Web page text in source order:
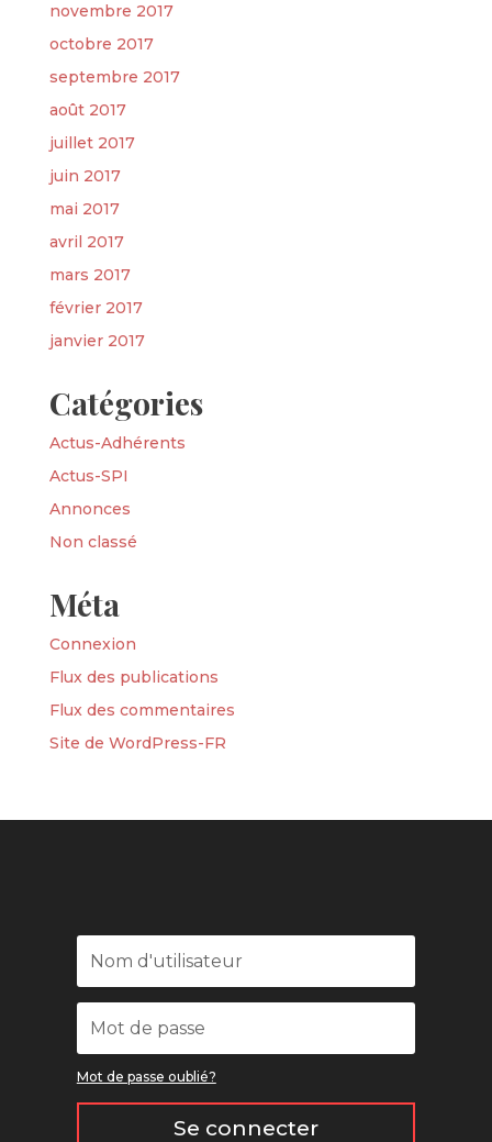
novembre 2017
octobre 2017
septembre 2017
août 2017
juillet 2017
juin 2017
mai 2017
avril 2017
mars 2017
février 2017
janvier 2017
Catégories
Actus-Adhérents
Actus-SPI
Annonces
Non classé
Méta
Connexion
Flux des publications
Flux des commentaires
Site de WordPress-FR
Mot de passe oublié?
Se connecter